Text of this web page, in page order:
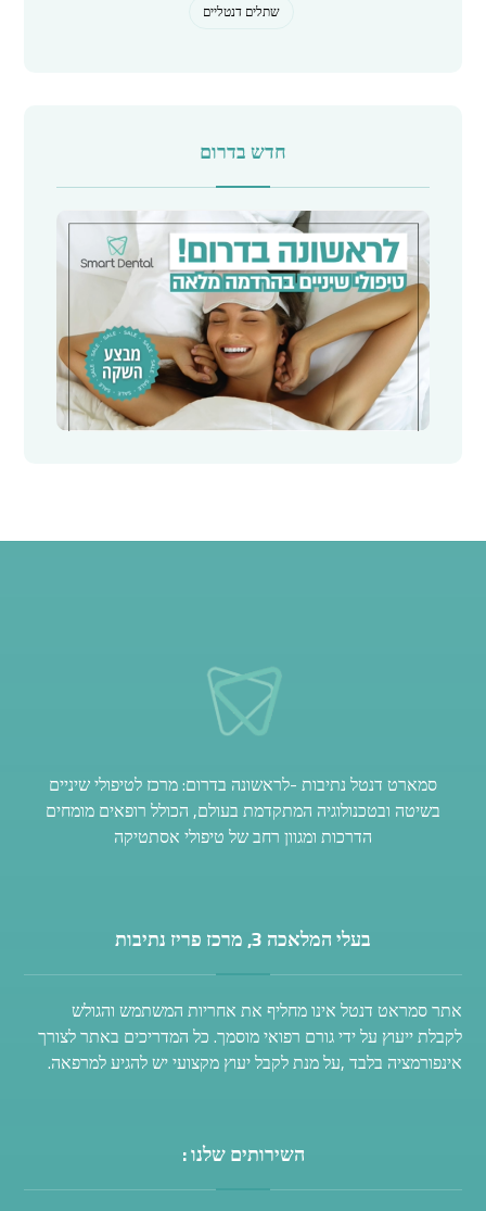
שתלים דנטליים
חדש בדרום
סמארט דנטל נתיבות -לראשונה בדרום: מרכז לטיפולי שיניים
בשיטה ובטכנולוגיה המתקדמת בעולם, הכולל רופאים מומחים
הדרכות ומגוון רחב של טיפולי אסתטיקה
בעלי המלאכה 3, מרכז פריז נתיבות
אתר סמראט דנטל אינו מחליף את אחריות המשתמש והגולש
לקבלת ייעוץ על ידי גורם רפואי מוסמך. כל המדריכים באתר לצורך
אינפורמציה בלבד ,על מנת לקבל יעוץ מקצועי יש להגיע למרפאה.
השירותים שלנו :